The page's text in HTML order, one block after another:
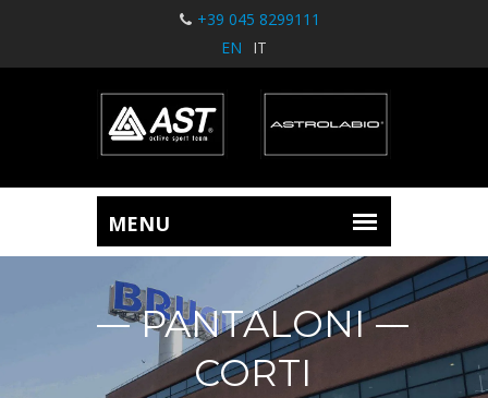
+39 045 8299111
EN
IT
PANTALONI
CORTI